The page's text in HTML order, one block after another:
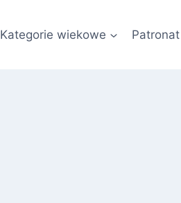
Kategorie wiekowe Patronat